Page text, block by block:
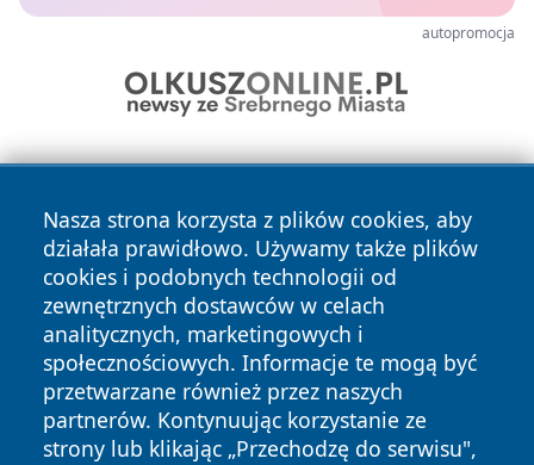
autopromocja
Nasza strona korzysta z plików cookies, aby
działała prawidłowo. Używamy także plików
cookies i podobnych technologii od
zewnętrznych dostawców w celach
analitycznych, marketingowych i
społecznościowych. Informacje te mogą być
przetwarzane również przez naszych
partnerów. Kontynuując korzystanie ze
strony lub klikając „Przechodzę do serwisu",
Copyright © 2026 portalzielonagora.pl Wszystkie prawa
zastrzeżone.
News Autorzy
Polityka
Prywatności
Polityka
Cookies